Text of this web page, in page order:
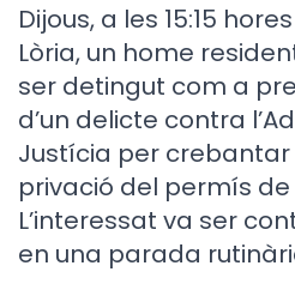
Dijous, a les 15:15
Lòria, un home
ser detingut com a
d’un delicte contra
Justícia per
privació del permís de
L’interessat va ser
en una parada